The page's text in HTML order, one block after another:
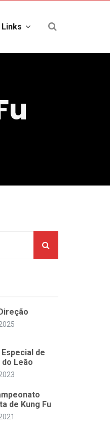
Links
de
do Leão
de Kung Fu